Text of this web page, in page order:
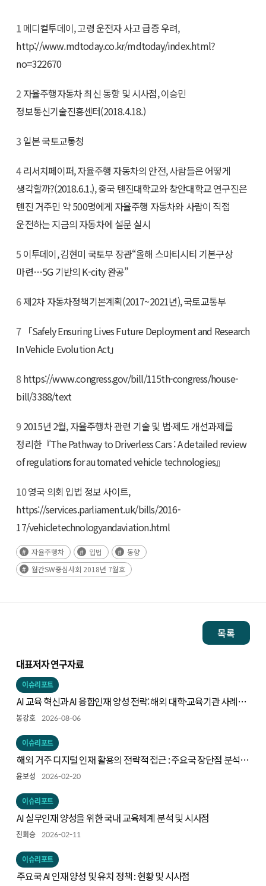
1 메디컬투데이, 고령 운전자 사고 급증 우려,
http://www.mdtoday.co.kr/mdtoday/index.html?
no=322670
2 자율주행자동차 최신 동향 및 시사점, 이승민
정보통신기술진흥센터(2018.4.18.)
3 일본 국토교통청
4리서치페이퍼, 자율주행 자동차의 안전, 사람들은 어떻게
생각할까?(2018.6.1.), 중국 톈진대학교와 창안대학교 연구진은
톈진 거주민 약 500명에게 자율주행 자동차와 사람이 직접
운전하는 지금의 자동차에 설문 실시
5이투데이, 김현미 국토부 장관“올해 스마티시티 기본구상
마련…5G 기반의 K-city 완공”
6제2차 자동차정책기본계획(2017~2021년), 국토교통부
7「Safely Ensuring Lives Future Deployment and Research
In Vehicle Evolution Act」
8https://www.congress.gov/bill/115th-congress/house-
bill/3388/text
92015년 2월, 자율주행차 관련 기술 및 법·제도 개선과제를
정리한『The Pathway to Driverless Cars : A detailed review
of regulations for automated vehicle technologies』
10영국 의회 입법 정보 사이트,
https://services.parliament.uk/bills/2016-
17/vehicletechnologyandaviation.html
자율주행차 입법
동향
월간SW중심사회 2018년 7월호
목록
대표저자 연구자료
이슈리포트
AI 교육 혁신과 AI 융합인재 양성 전략: 해외 대학·교육기관 사례와
시사점
봉강호 2026-08-06
이슈리포트
해외 거주 디지털 인재 활용의 전략적 접근 : 주요국 장단점 분석을
중심으로
윤보성 2026-02-20
이슈리포트
AI 실무인재 양성을 위한 국내 교육체계 분석 및 시사점
진회승 2026-02-11
이슈리포트
주요국 AI 인재 양성 및 유치 정책 : 현황 및 시사점